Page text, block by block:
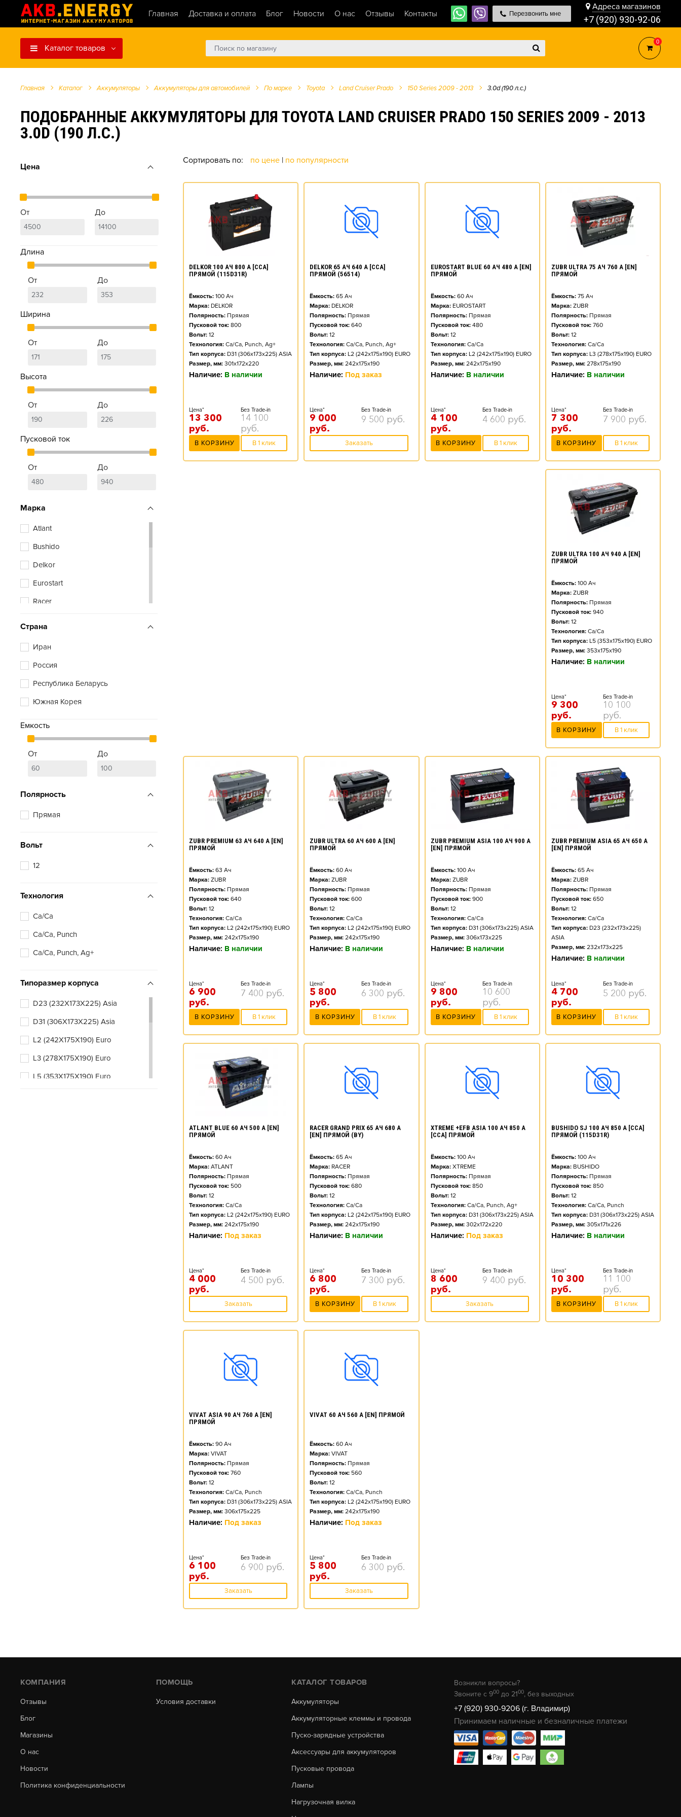
Главная Доставка и оплата Блог Новости О нас Отзывы Контакты Перезвонить мне
Адреса магазинов
+7 (920) 930-92-06
Каталог товаров
0
Главная Каталог Аккумуляторы Аккумуляторы для автомобилей По марке Toyota Land Cruiser Prado 150 Series 2009 - 2013 3.0d (190 л.с.)
ПОДОБРАННЫЕ АККУМУЛЯТОРЫ ДЛЯ TOYOTA LAND CRUISER PRADO 150 SERIES 2009 - 2013
3.0D (190 Л.С.)
Цена
От До
Длина
От До
Ширина
От До
Высота
От До
Пусковой ток
От До
Марка
Atlant
Bushido
Delkor
Eurostart
Racer
Страна
Иран
Россия
Республика Беларусь
Южная Корея
Емкость
От До
Полярность
Прямая
Вольт
12
Технология
Ca/Ca
Ca/Ca, Punch
Ca/Ca, Punch, Ag+
Типоразмер корпуса
D23 (232X173X225) Asia
D31 (306X173X225) Asia
L2 (242X175X190) Euro
L3 (278X175X190) Euro
L5 (353X175X190) Euro
Сортировать по: по цене | по популярности
DELKOR 100 АЧ 800 А [CCA]
ПРЯМОЙ (115D31R)
Ёмкость: 100 Ач
Марка: DELKOR
Полярность: Прямая
Пусковой ток: 800
Вольт: 12
Технология: Ca/Ca, Punch, Ag+
Тип корпуса: D31 (306x173x225) ASIA
Размер, мм: 301x172x220
Наличие: В наличии
Цена*
13 300
руб.
Без Trade-in
14 100
руб.
В КОРЗИНУ В 1 клик
DELKOR 65 АЧ 640 А [CCA]
ПРЯМОЙ (56514)
Ёмкость: 65 Ач
Марка: DELKOR
Полярность: Прямая
Пусковой ток: 640
Вольт: 12
Технология: Ca/Ca, Punch, Ag+
Тип корпуса: L2 (242x175x190) EURO
Размер, мм: 242x175x190
Наличие: Под заказ
Цена*
9 000
руб.
Без Trade-in
9 500 руб.
Заказать
EUROSTART BLUE 60 АЧ 480 А [EN]
ПРЯМОЙ
Ёмкость: 60Ач
Марка: EUROSTART
Полярность: Прямая
Пусковой ток: 480
Вольт: 12
Технология: Ca/Ca
Тип корпуса: L2 (242x175x190) EURO
Размер, мм: 242x175x190
Наличие: В наличии
Цена*
4 100
руб.
Без Trade-in
4 600 руб.
В КОРЗИНУ В 1 клик
ZUBR ULTRA 75 АЧ 760 А [EN]
ПРЯМОЙ
Ёмкость: 75Ач
Марка: ZUBR
Полярность: Прямая
Пусковой ток: 760
Вольт: 12
Технология: Ca/Ca
Тип корпуса: L3 (278x175x190) EURO
Размер, мм: 278x175x190
Наличие: В наличии
Цена*
7 300
руб.
Без Trade-in
7 900 руб.
В КОРЗИНУ В 1 клик
ZUBR ULTRA 100 АЧ 940 А [EN]
ПРЯМОЙ
Ёмкость: 100Ач
Марка: ZUBR
Полярность: Прямая
Пусковой ток: 940
Вольт: 12
Технология: Ca/Ca
Тип корпуса: L5 (353x175x190) EURO
Размер, мм: 353x175x190
Наличие: В наличии
Цена*
9 300
руб.
Без Trade-in
10 100
руб.
В КОРЗИНУ В 1 клик
ZUBR PREMIUM 63 АЧ 640 А [EN]
ПРЯМОЙ
Ёмкость: 63 Ач
Марка: ZUBR
Полярность: Прямая
Пусковой ток: 640
Вольт: 12
Технология: Ca/Ca
Тип корпуса: L2 (242x175x190) EURO
Размер, мм: 242x175x190
Наличие: В наличии
Цена*
6 900
руб.
Без Trade-in
7 400 руб.
В КОРЗИНУ В 1 клик
ZUBR ULTRA 60 АЧ 600 А [EN]
ПРЯМОЙ
Ёмкость: 60 Ач
Марка: ZUBR
Полярность: Прямая
Пусковой ток: 600
Вольт: 12
Технология: Ca/Ca
Тип корпуса: L2 (242x175x190) EURO
Размер, мм: 242x175x190
Наличие: В наличии
Цена*
5 800
руб.
Без Trade-in
6 300 руб.
В КОРЗИНУ В 1 клик
ZUBR PREMIUM ASIA 100 АЧ 900 А
[EN] ПРЯМОЙ
Ёмкость: 100Ач
Марка: ZUBR
Полярность: Прямая
Пусковой ток: 900
Вольт: 12
Технология: Ca/Ca
Тип корпуса: D31 (306x173x225) ASIA
Размер, мм: 306x173x225
Наличие: В наличии
Цена*
9 800
руб.
Без Trade-in
10 600
руб.
В КОРЗИНУ В 1 клик
ZUBR PREMIUM ASIA 65 АЧ 650 А
[EN] ПРЯМОЙ
Ёмкость: 65Ач
Марка: ZUBR
Полярность: Прямая
Пусковой ток: 650
Вольт: 12
Технология: Ca/Ca
Тип корпуса: D23 (232x173x225)
ASIA
Размер, мм: 232x173x225
Наличие: В наличии
Цена*
4 700
руб.
Без Trade-in
5 200 руб.
В КОРЗИНУ В 1 клик
ATLANT BLUE 60 АЧ 500 А [EN]
ПРЯМОЙ
Ёмкость: 60 Ач
Марка: ATLANT
Полярность: Прямая
Пусковой ток: 500
Вольт: 12
Технология: Ca/Ca
Тип корпуса: L2 (242x175x190) EURO
Размер, мм: 242x175x190
Наличие: Под заказ
Цена*
4 000
руб.
Без Trade-in
4 500 руб.
Заказать
RACER GRAND PRIX 65 АЧ 680 А
[EN] ПРЯМОЙ (BY)
Ёмкость: 65 Ач
Марка: RACER
Полярность: Прямая
Пусковой ток: 680
Вольт: 12
Технология: Ca/Ca
Тип корпуса: L2 (242x175x190) EURO
Размер, мм: 242x175x190
Наличие: В наличии
Цена*
6 800
руб.
Без Trade-in
7 300 руб.
В КОРЗИНУ В 1 клик
XTREME +EFB ASIA 100 АЧ 850 А
[CCA] ПРЯМОЙ
Ёмкость: 100Ач
Марка: XTREME
Полярность: Прямая
Пусковой ток: 850
Вольт: 12
Технология: Ca/Ca, Punch, Ag+
Тип корпуса: D31 (306x173x225) ASIA
Размер, мм: 302x172x220
Наличие: Под заказ
Цена*
8 600
руб.
Без Trade-in
9 400 руб.
Заказать
BUSHIDO SJ 100 АЧ 850 А [CCA]
ПРЯМОЙ (115D31R)
Ёмкость: 100Ач
Марка: BUSHIDO
Полярность: Прямая
Пусковой ток: 850
Вольт: 12
Технология: Ca/Ca, Punch
Тип корпуса: D31 (306x173x225) ASIA
Размер, мм: 305x171x226
Наличие: В наличии
Цена*
10 300
руб.
Без Trade-in
11 100
руб.
В КОРЗИНУ В 1 клик
VIVAT ASIA 90 АЧ 760 А [EN]
ПРЯМОЙ
Ёмкость: 90 Ач
Марка: VIVAT
Полярность: Прямая
Пусковой ток: 760
Вольт: 12
Технология: Ca/Ca, Punch
Тип корпуса: D31 (306x173x225) ASIA
Размер, мм: 306x175x225
Наличие: Под заказ
Цена*
6 100
руб.
Без Trade-in
6 900 руб.
Заказать
VIVAT 60 АЧ 560 А [EN] ПРЯМОЙ
Ёмкость: 60 Ач
Марка: VIVAT
Полярность: Прямая
Пусковой ток: 560
Вольт: 12
Технология: Ca/Ca, Punch
Тип корпуса: L2 (242x175x190) EURO
Размер, мм: 242x175x190
Наличие: Под заказ
Цена*
5 800
руб.
Без Trade-in
6 300 руб.
Заказать
КОМПАНИЯ
Отзывы
Блог
Магазины
О нас
Новости
Политика конфиденциальности
ПОМОЩЬ
Условия доставки
КАТАЛОГ ТОВАРОВ
Аккумуляторы
Аккумуляторные клеммы и провода
Пуско-зарядные устройства
Аксессуары для аккумуляторов
Пусковые провода
Лампы
Нагрузочная вилка
Возникли вопросы?
Звоните с 900 до 2100, без выходных
+7 (920) 930-9206 (г. Владимир)
Принимаем наличные и безналичные платежи